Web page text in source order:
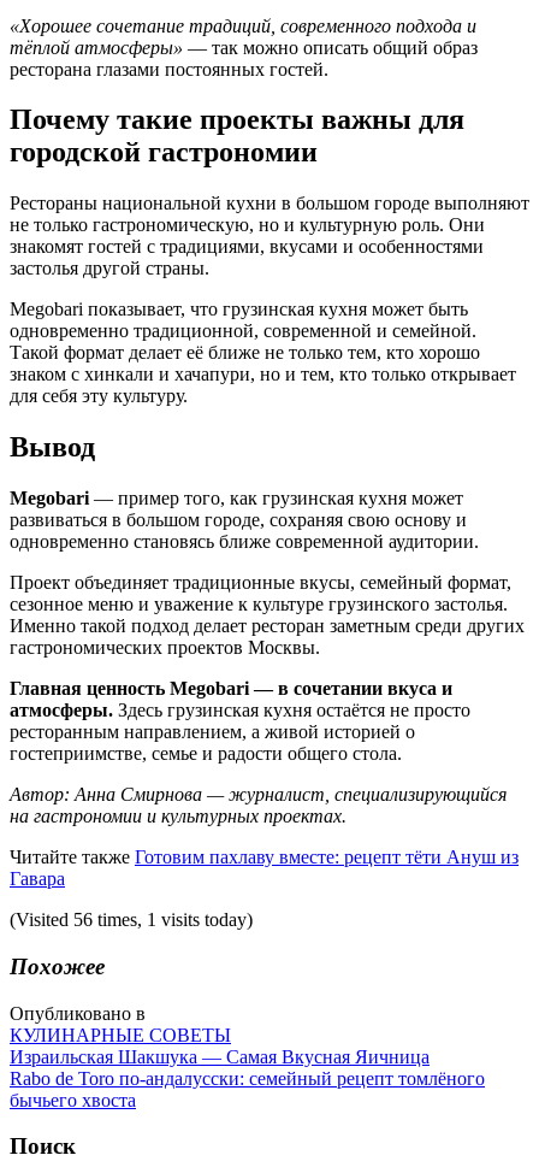
«Хорошее сочетание традиций, современного подхода и
тёплой атмосферы» — так можно описать общий образ
ресторана глазами постоянных гостей.
Почему такие проекты важны для
городской гастрономии
Рестораны национальной кухни в большом городе выполняют
не только гастрономическую, но и культурную роль. Они
знакомят гостей с традициями, вкусами и особенностями
застолья другой страны.
Megobari показывает, что грузинская кухня может быть
одновременно традиционной, современной и семейной.
Такой формат делает её ближе не только тем, кто хорошо
знаком с хинкали и хачапури, но и тем, кто только открывает
для себя эту культуру.
Вывод
Megobari — пример того, как грузинская кухня может
развиваться в большом городе, сохраняя свою основу и
одновременно становясь ближе современной аудитории.
Проект объединяет традиционные вкусы, семейный формат,
сезонное меню и уважение к культуре грузинского застолья.
Именно такой подход делает ресторан заметным среди других
гастрономических проектов Москвы.
Главная ценность Megobari — в сочетании вкуса и
атмосферы. Здесь грузинская кухня остаётся не просто
ресторанным направлением, а живой историей о
гостеприимстве, семье и радости общего стола.
Автор: Анна Смирнова — журналист, специализирующийся
на гастрономии и культурных проектах.
Читайте также Готовим пахлаву вместе: рецепт тёти Ануш из
Гавара
(Visited 56 times, 1 visits today)
Похожее
Опубликовано в
КУЛИНАРНЫЕ СОВЕТЫ
Навигация
Израильская Шакшука — Самая Вкусная Яичница
Rabo de Toro по-андалусски: семейный рецепт томлёного
бычьего хвоста
Поиск